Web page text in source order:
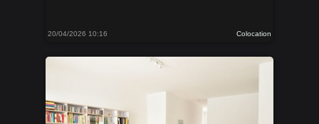
20/04/2026 10:16 Colocation